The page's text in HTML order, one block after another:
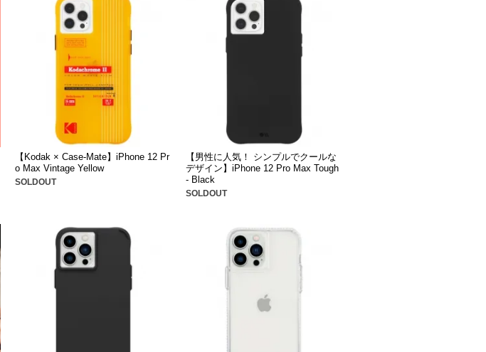
【Kodak × Case-Mate】iPhone 12 Pr
o Max Vintage Yellow
SOLDOUT
【男性に人気！ シンプルでクールな
デザイン】iPhone 12 Pro Max Tough
- Black
SOLDOUT